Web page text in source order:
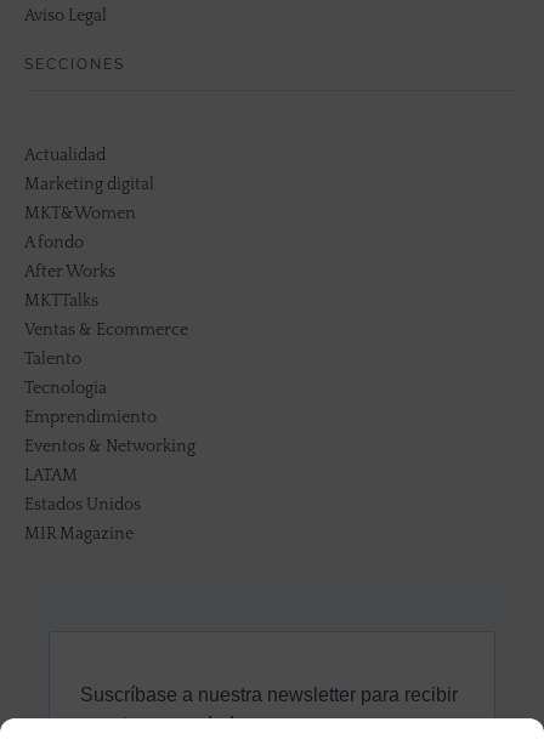
Aviso Legal
SECCIONES
Actualidad
Marketing digital
MKT&Women
A fondo
After Works
MKTTalks
Ventas & Ecommerce
Talento
Tecnología
Emprendimiento
Eventos & Networking
LATAM
Estados Unidos
MIR Magazine